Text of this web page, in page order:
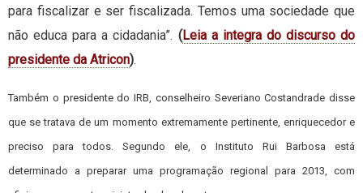
para fiscalizar e ser fiscalizada. Temos uma sociedade que
não educa para a cidadania”. (Leia a integra do discurso do
presidente da Atricon).
Também o presidente do IRB, conselheiro Severiano Costandrade disse
que se tratava de um momento extremamente pertinente, enriquecedor e
preciso para todos. Segundo ele, o Instituto Rui Barbosa está
determinado a preparar uma programação regional para 2013, com